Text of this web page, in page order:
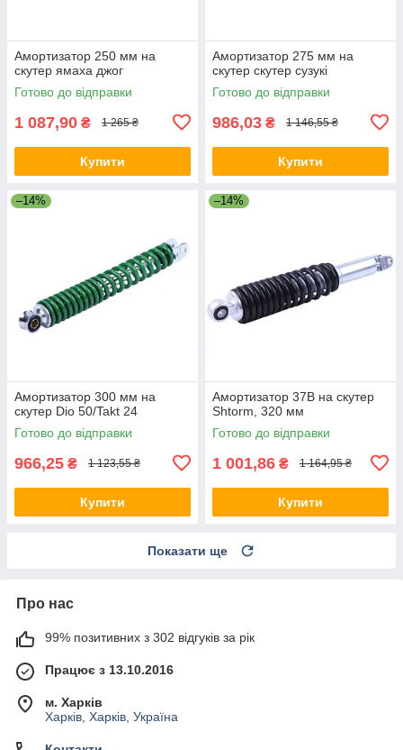
Амортизатор 250 мм на
скутер ямаха джог
Готово до відправки
1 087,90 ₴ 1 265 ₴
Купити
Амортизатор 275 мм на
скутер скутер сузукі
Готово до відправки
986,03 ₴ 1 146,55 ₴
Купити
–14%
Амортизатор 300 мм на
скутер Dio 50/Takt 24
Готово до відправки
966,25 ₴ 1 123,55 ₴
Купити
–14%
Амортизатор 37B на скутер
Shtorm, 320 мм
Готово до відправки
1 001,86 ₴ 1 164,95 ₴
Купити
Показати ще
Про нас
99% позитивних з 302 відгуків за рік
Працює з 13.10.2016
м. Харків
Харків, Харків, Україна